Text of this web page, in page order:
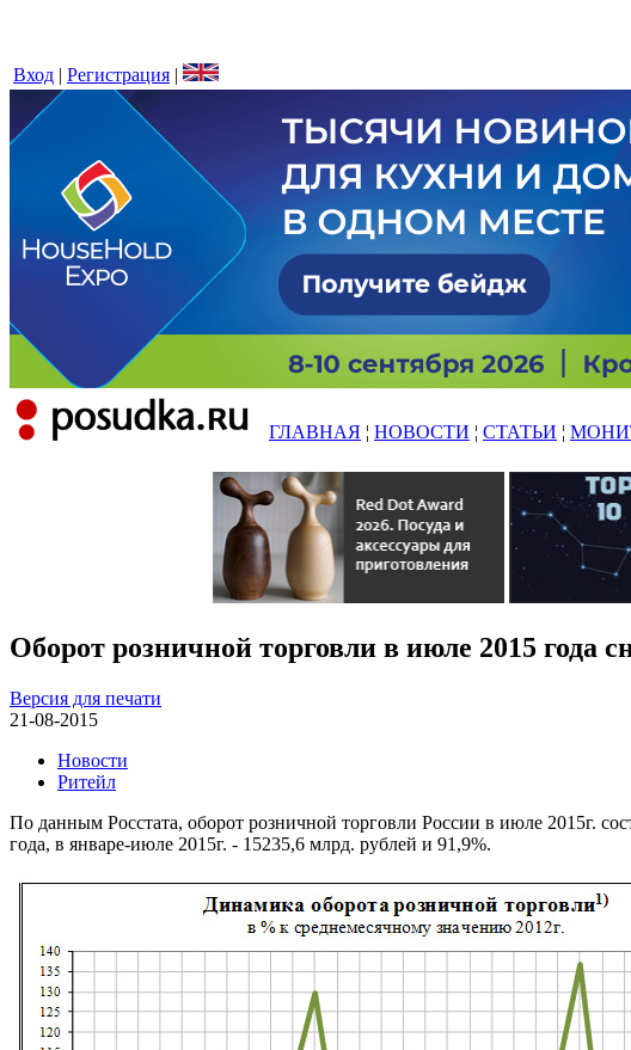
Вход | Регистрация |
ГЛАВНАЯ ¦ НОВОСТИ ¦ СТАТЬИ ¦
Оборот розничной торговли в июле 2015 года
Версия для печати
21-08-2015
Новости
Ритейл
По данным Росстата, оборот розничной торговли России в июле 2015г.
года, в январе-июле 2015г. - 15235,6 млрд. рублей и 91,9%.